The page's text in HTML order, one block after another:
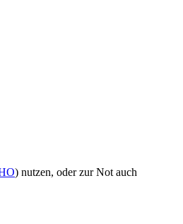
) nutzen, oder zur Not auch